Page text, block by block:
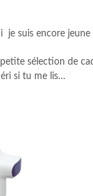
je suis encore jeune
sélection de
si tu me lis…